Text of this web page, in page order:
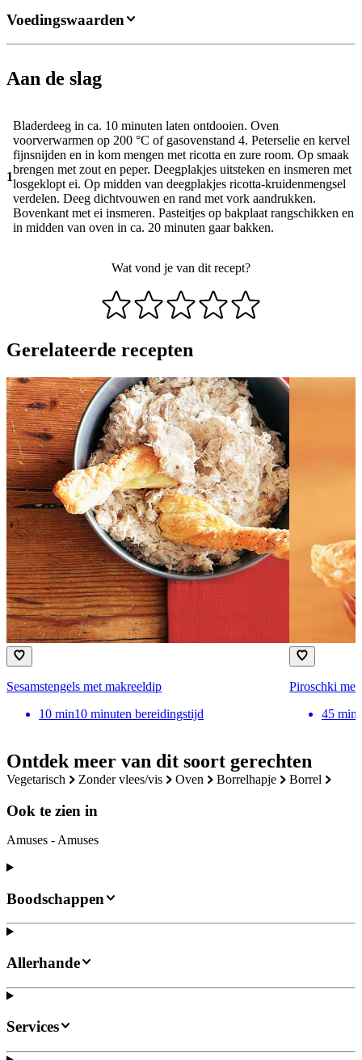
Ontdek meer van dit soort gerechten
vegetarisch zonder vlees/vis oven borrelhapje borrel
Ook te zien in
Amuses - Amuses
Aan de slag
1
Bladerdeeg in ca. 10 minuten laten ontdooien. Oven
voorverwarmen op 200 °C of gasovenstand 4. Peterselie en kervel
fijnsnijden en in kom mengen met ricotta en zure room. Op smaak
brengen met zout en peper. Deegplakjes uitsteken en insmeren met
losgeklopt ei. Op midden van deegplakjes ricotta-kruidenmengsel
verdelen. Deeg dichtvouwen en rand met vork aandrukken.
Bovenkant met ei insmeren. Pasteitjes op bakplaat rangschikken en
in midden van oven in ca. 20 minuten gaar bakken.
Wat vond je van dit recept?
Voedingswaarden
Gerelateerde recepten
Sesamstengels met makreeldip
10 min10 minuten bereidingstijd
Piroschki
45 min
Boodschappen
Allerhande
Services